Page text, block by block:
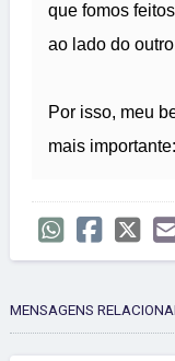
que fomos
ao lado do
Por isso, meu
mais
MENSAGENS